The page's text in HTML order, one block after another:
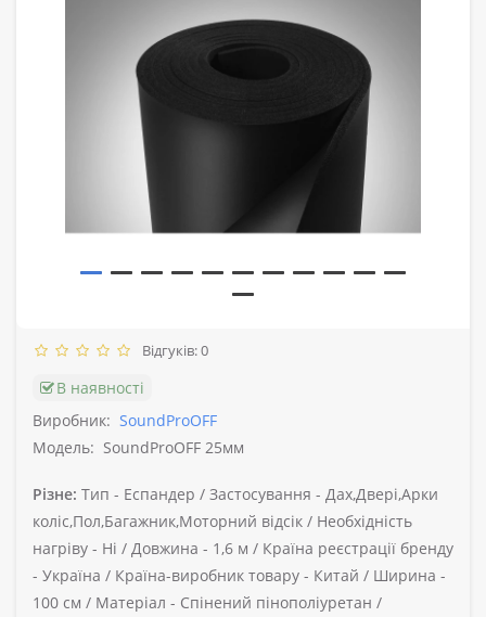
Відгуків: 0
В наявності
Виробник: SoundProOFF
Модель: SoundProOFF 25мм
Різне: Тип - Еспандер / Застосування - Дах,Двері,Арки
коліс,Пол,Багажник,Моторний відсік / Необхідність
нагріву - Ні / Довжина - 1,6 м / Країна реєстрації бренду
- Україна / Країна-виробник товару - Китай / Ширина -
100 см / Матеріал - Спінений пінополіуретан /